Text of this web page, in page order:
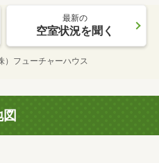
最新の
空室状況を聞く
）フューチャーハウス